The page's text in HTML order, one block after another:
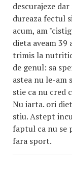
descurajeze
dureaza fectul
acum, am
dieta aveam 39
trimis la
de genul: sa
astea nu le-am
stie ca nu cred
Nu iarta. ori
stiu. Astept
faptul ca nu se
fara sport.